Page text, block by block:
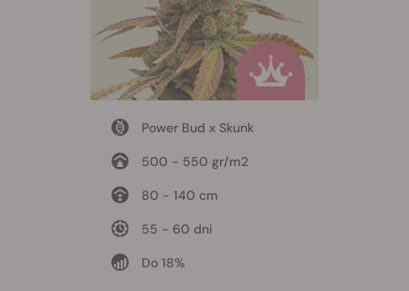
Power Bud x Skunk
500 - 550 gr/m2
80 - 140 cm
55 - 60 dni
Do 18%